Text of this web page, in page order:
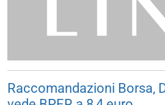
Raccomandazioni Borsa,